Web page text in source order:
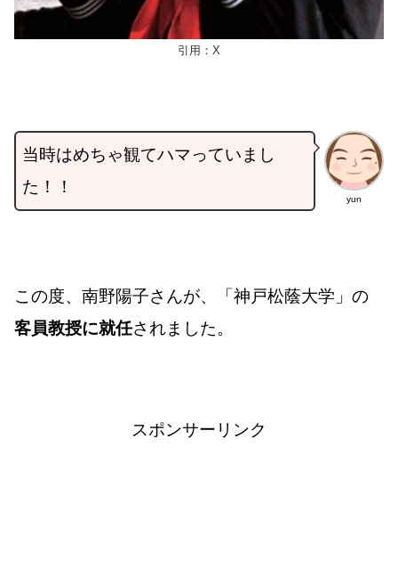
引用：X
yun
当時はめちゃ観てハマっていまし
た！！
この度、南野陽子さんが、「神戸松蔭大学」の
客員教授に就任されました。
スポンサーリンク